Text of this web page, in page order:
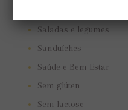
Saladas e legumes
Sanduíches
Saúde e Bem Estar
Sem glúten
Sem lactose